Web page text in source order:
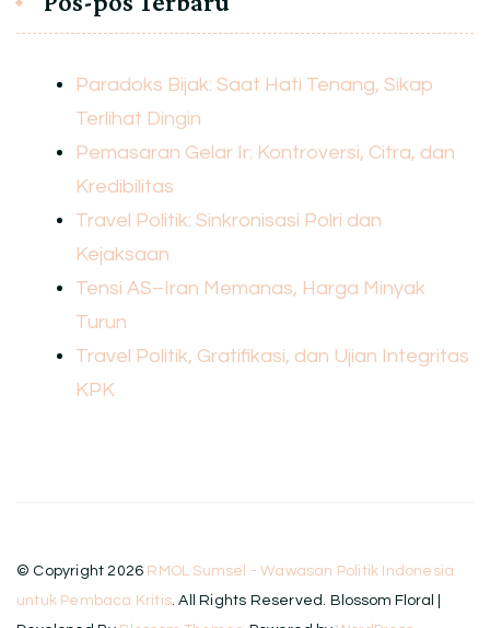
Paradoks Bijak: Saat Hati Tenang, Sikap
Terlihat Dingin
Pemasaran Gelar Ir: Kontroversi, Citra, dan
Kredibilitas
Travel Politik: Sinkronisasi Polri dan
Kejaksaan
Tensi AS–Iran Memanas, Harga Minyak
Turun
Travel Politik, Gratifikasi, dan Ujian Integritas
KPK
© Copyright 2026 RMOL Sumsel - Wawasan Politik Indonesia
untuk Pembaca Kritis . All Rights Reserved. Blossom Floral |